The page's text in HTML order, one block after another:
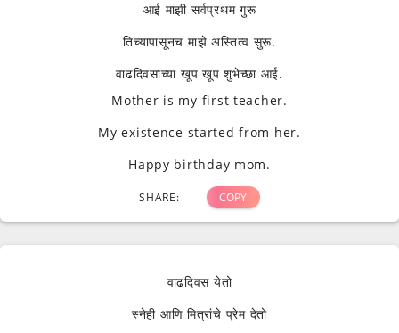
आई माझी सर्वप्रथम गुरू
तिच्यापासूनच माझे अस्तित्व सुरू.
वाढदिवसाच्या खूप खूप शुभेच्छा आई.
Mother is my first teacher.
My existence started from her.
Happy birthday mom.
SHARE: COPY
वाढदिवस येतो
स्नेही आणि मित्रांचे प्रेम देतो